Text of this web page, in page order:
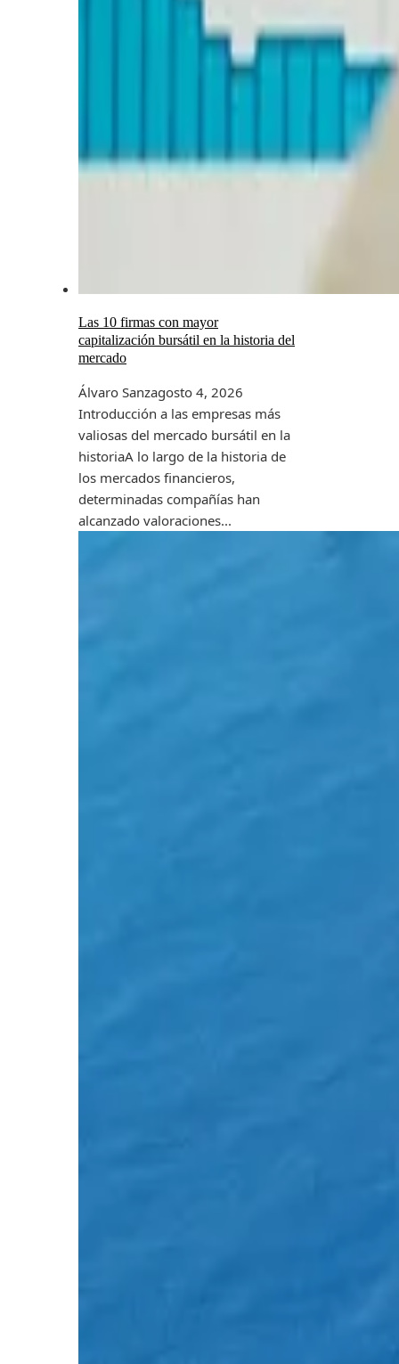
Las 10 firmas con mayor
capitalización bursátil en la historia del
mercado
Álvaro Sanzagosto 4, 2026
Introducción a las empresas más
valiosas del mercado bursátil en la
historiaA lo largo de la historia de
los mercados financieros,
determinadas compañías han
alcanzado valoraciones...